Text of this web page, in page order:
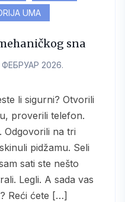
UMA
sna
ФЕБРУАР 2026.
proverili telefon.
Odgovorili na tri
pidžamu. Seli
sati ste nešto
Legli. A sada vas
Reći ćete […]